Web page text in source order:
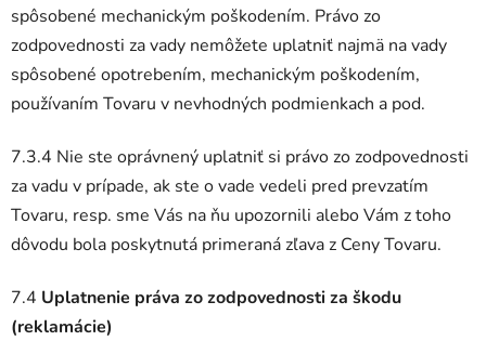
spôsobené mechanickým poškodením. Právo zo
zodpovednosti za vady nemôžete uplatniť najmä na vady
spôsobené opotrebením, mechanickým poškodením,
používaním Tovaru v nevhodných podmienkach a pod.
7.3.4 Nie ste oprávnený uplatniť si právo zo zodpovednosti
za vadu v prípade, ak ste o vade vedeli pred prevzatím
Tovaru, resp. sme Vás na ňu upozornili alebo Vám z toho
dôvodu bola poskytnutá primeraná zľava z Ceny Tovaru.
7.4 Uplatnenie práva zo zodpovednosti za škodu
(reklamácie)